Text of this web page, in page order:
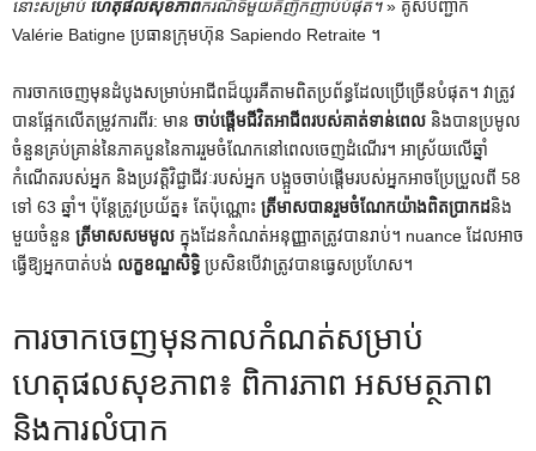
នោះសម្រាប់ ហេតុផលសុខភាពករណីទីមួយគឺញឹកញាប់បំផុត។» គូសបញ្ជាក់
Valérie Batigne ប្រធានក្រុមហ៊ុន Sapiendo Retraite ។
ការចាកចេញមុនដំបូងសម្រាប់អាជីពដ៏យូរគឺតាមពិតប្រព័ន្ធដែលប្រើច្រើនបំផុត។ វាត្រូវ
បានផ្អែកលើតម្រូវការពីរ: មាន ចាប់ផ្តើមជីវិតអាជីពរបស់គាត់ទាន់ពេល និងបានប្រមូល
ចំនួនគ្រប់គ្រាន់នៃភាគបួននៃការរួមចំណែកនៅពេលចេញដំណើរ។ អាស្រ័យលើឆ្នាំ
កំណើតរបស់អ្នក និងប្រវត្តិវិជ្ជាជីវៈរបស់អ្នក បង្អួចចាប់ផ្តើមរបស់អ្នកអាចប្រែប្រួលពី 58
ទៅ 63 ឆ្នាំ។ ប៉ុន្តែត្រូវប្រយ័ត្ន៖ តែប៉ុណ្ណោះ ត្រីមាសបានរួមចំណែកយ៉ាងពិតប្រាកដនិង
មួយចំនួន ត្រីមាសសមមូល ក្នុងដែនកំណត់អនុញ្ញាតត្រូវបានរាប់។ nuance ដែលអាច
ធ្វើឱ្យអ្នកបាត់បង់ លក្ខខណ្ឌសិទ្ធិ ប្រសិនបើវាត្រូវបានធ្វេសប្រហែស។
ការចាកចេញមុនកាលកំណត់សម្រាប់
ហេតុផលសុខភាព៖ ពិការភាព អសមត្ថភាព
និងការលំបាក